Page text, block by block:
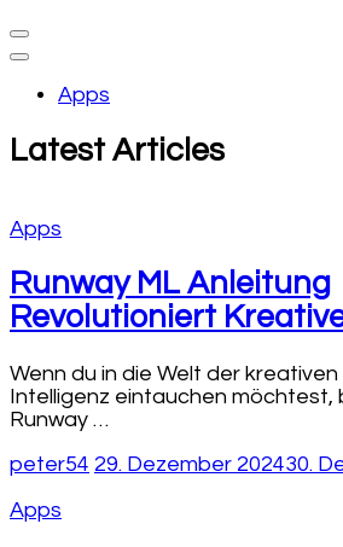
Apps
Latest Articles
Apps
Runway ML Anleitung
Revolutioniert
Wenn du in die Welt der
Intelligenz eintauchen möchtest,
Runway …
peter54 29. Dezember 202430.
Apps